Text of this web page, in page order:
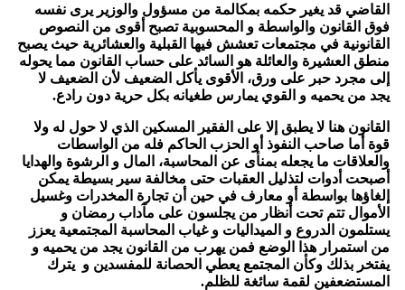
القاضي قد يغير حكمه بمكالمة من مسؤول والوزير يرى نفسه
فوق القانون والواسطة و المحسوبية تصبح أقوى من النصوص
القانونية في مجتمعات تعشش فيها القبلية والعشائرية حيث يصبح
منطق العشيرة والعائلة هو السائد على حساب القانون مما يحوله
إلى مجرد حبر على ورق، الأقوى يأكل الضعيف لأن الضعيف لا
يجد من يحميه و القوي يمارس طغيانه بكل حرية دون رادع.
القانون هنا لا يطبق إلا على الفقير المسكين الذي لا حول له ولا
قوة أما صاحب النفوذ أو الحزب الحاكم فله من الواسطات
والعلاقات ما يجعله بمنأى عن المحاسبة، المال و الرشوة والهدايا
أصبحت أدوات لتذليل العقبات حتى مخالفة سير بسيطة يمكن
إلغاؤها بواسطة أو معارف في حين أن تجارة المخدرات وغسيل
الأموال تتم تحت أنظار من يجلسون على مآداب رمضان و
يستلمون الدروع و الميداليات و غياب المحاسبة المجتمعية يعزز
من استمرار هذا الوضع فمن يهرب من القانون يجد من يحميه و
يفتخر بذلك وكأن المجتمع يعطي الحصانة للمفسدين و يترك
المستضعفين لقمة سائغة للظلم.